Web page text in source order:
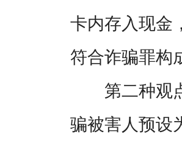
卡内存入现金
符合诈骗罪构
第二种观点
骗被害人预设